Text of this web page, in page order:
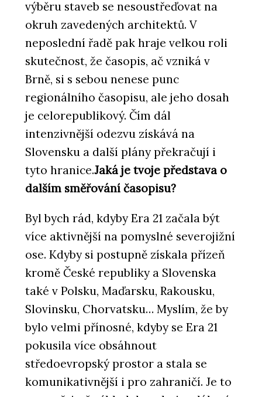
výběru staveb se nesoustřeďovat na
okruh zavedených architektů. V
neposlední řadě pak hraje velkou roli
skutečnost, že časopis, ač vzniká v
Brně, si s sebou nenese punc
regionálního časopisu, ale jeho dosah
je celorepublikový. Čím dál
intenzivnější odezvu získává na
Slovensku a další plány překračují i
tyto hranice.Jaká je tvoje představa o
dalším směřování časopisu?
Byl bych rád, kdyby Era 21 začala být
více aktivnější na pomyslné severojižní
ose. Kdyby si postupně získala přízeň
kromě České republiky a Slovenska
také v Polsku, Maďarsku, Rakousku,
Slovinsku, Chorvatsku… Myslím, že by
bylo velmi přínosné, kdyby se Era 21
pokusila více obsáhnout
středoevropský prostor a stala se
komunikativnější i pro zahraničí. Je to